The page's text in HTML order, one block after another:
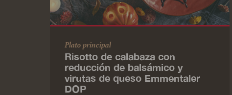
Plato principal
Risotto de calabaza con
reducción de balsámico y
virutas de queso Emmentaler
DOP